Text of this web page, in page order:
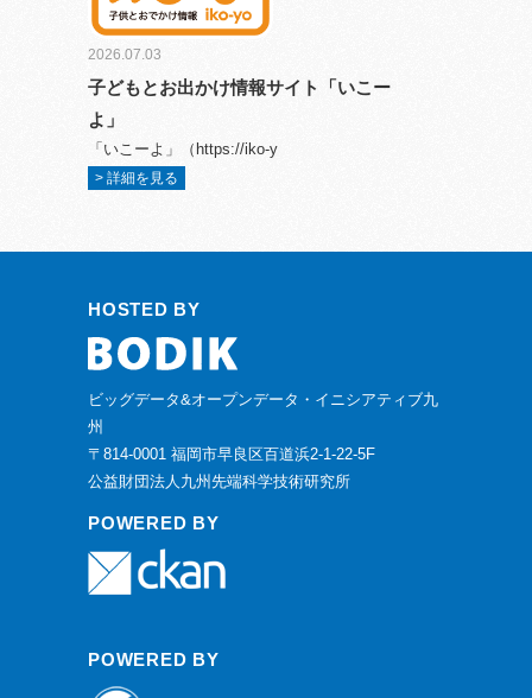
2026.07.03
子どもとお出かけ情報サイト「いこー
よ」
「いこーよ」（https://iko-y
> 詳細を見る
HOSTED BY
ビッグデータ&オープンデータ・イニシアティブ九
州
〒814-0001 福岡市早良区百道浜2-1-22-5F
公益財団法人九州先端科学技術研究所
POWERED BY
POWERED BY